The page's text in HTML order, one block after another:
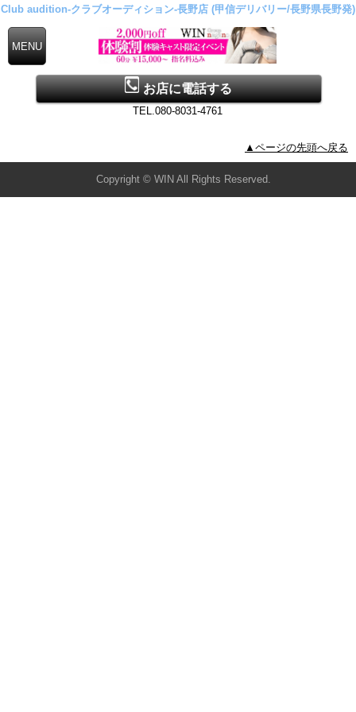
Club audition-クラブオーディション-長野店 (甲信デリバリー/長野県長野発)
お店に電話する
TEL.080-8031-4761
▲ページの先頭へ戻る
Copyright © WIN All Rights Reserved.